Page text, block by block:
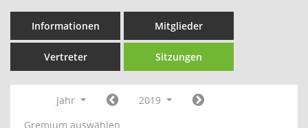
Informationen Mitglieder
Vertreter Sitzungen
Jahr
2019
Gremium auswählen